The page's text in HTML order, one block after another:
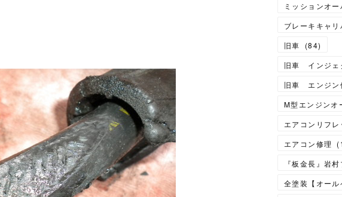
ミッションオ
ブレーキキャ
旧車
(84)
旧車 インジェ
旧車 エンジン
M型エンジンオ
エアコンリフ
エアコン修理
(
『板金長』岩
全塗装【オール